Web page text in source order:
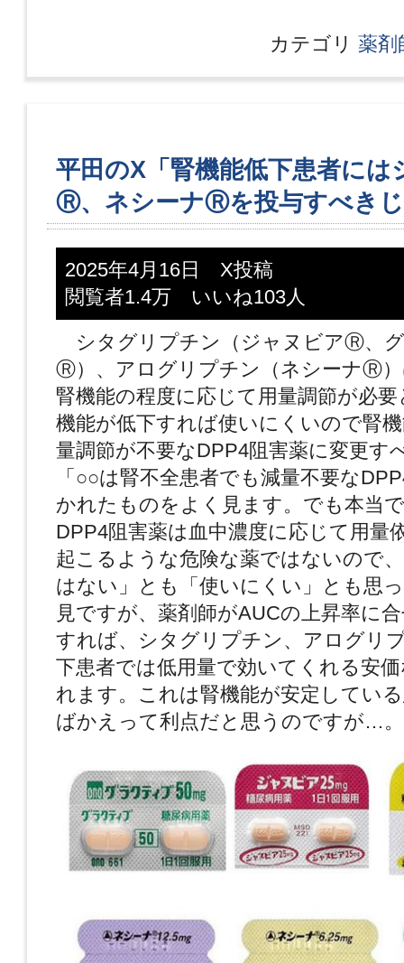
カテゴリ 薬剤
平田のX「腎機能低下患者には
Ⓡ、ネシーナⓇを投与すべき
2025年4月16日 X投稿
閲覧者1.4万 いいね103人
シタグリプチン（ジャヌビアⓇ、
Ⓡ）、アログリプチン（ネシーナⓇ）
腎機能の程度に応じて用量調節が必
機能が低下すれば使いにくいので腎
量調節が不要なDPP4阻害薬に変更す
「○○は腎不全患者でも減量不要な
かれたものをよく見ます。でも本当
DPP4阻害薬は血中濃度に応じて用量
起こるような危険な薬ではないので
はない」とも「使いにくい」とも思
見ですが、薬剤師がAUCの上昇率に
すれば、シタグリプチン、アログリ
下患者では低用量で効いてくれる安
れます。これは腎機能が安定してい
ばかえって利点だと思うのですが…。